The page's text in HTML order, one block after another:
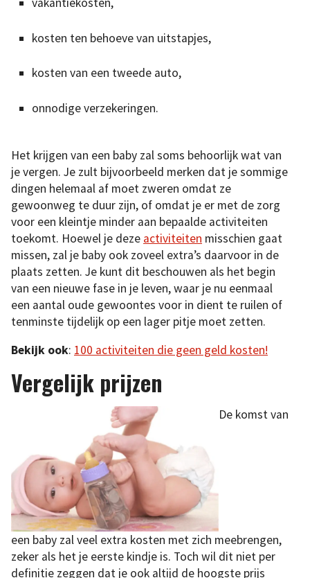
vakantiekosten,
kosten ten behoeve van uitstapjes,
kosten van een tweede auto,
onnodige verzekeringen.
Het krijgen van een baby zal soms behoorlijk wat van
je vergen. Je zult bijvoorbeeld merken dat je sommige
dingen helemaal af moet zweren omdat ze
gewoonweg te duur zijn, of omdat je er met de zorg
voor een kleintje minder aan bepaalde activiteiten
toekomt. Hoewel je deze activiteiten misschien gaat
missen, zal je baby ook zoveel extra’s daarvoor in de
plaats zetten. Je kunt dit beschouwen als het begin
van een nieuwe fase in je leven, waar je nu eenmaal
een aantal oude gewoontes voor in dient te ruilen of
tenminste tijdelijk op een lager pitje moet zetten.
Bekijk ook: 100 activiteiten die geen geld kosten!
Vergelijk prijzen
De komst van
een baby zal veel extra kosten met zich meebrengen,
zeker als het je eerste kindje is. Toch wil dit niet per
definitie zeggen dat je ook altijd de hoogste prijs